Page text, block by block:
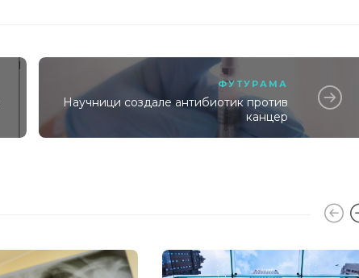
ФУТУРАМА
Научници создале антибиотик против
канцер